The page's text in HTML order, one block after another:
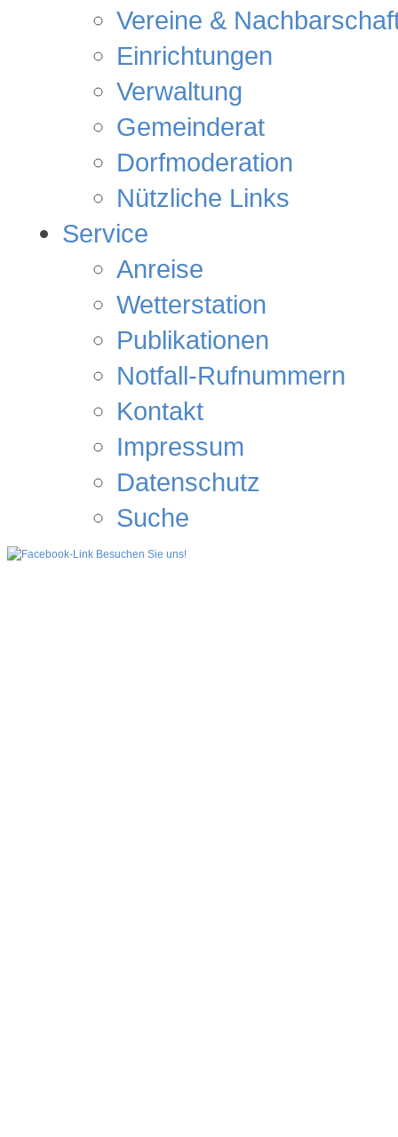
Vereine &
Einrichtungen
Verwaltung
Gemeinderat
Dorfmoderation
Nützliche Links
Service
Anreise
Wetterstation
Publikationen
Notfall-Rufnummern
Kontakt
Impressum
Datenschutz
Suche
Besuchen Sie uns!